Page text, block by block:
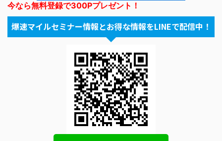
今なら無料登録で300Pプレゼント！
爆速マイルセミナー情報とお得な情報をLINEで配信中！